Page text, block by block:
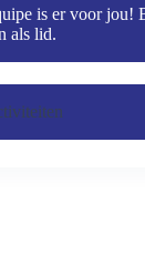
is er voor jou!
als lid.